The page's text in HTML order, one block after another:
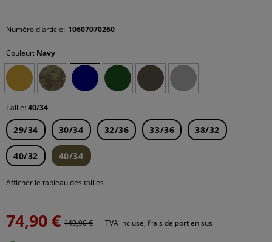
Numéro d'article: 10607070260
Couleur: Navy
Taille: 40/34
29/34 30/34 32/36 33/36 38/32
40/32 40/34
Afficher le tableau des tailles
74,90 € 149,90 € TVA incluse, frais de port en sus